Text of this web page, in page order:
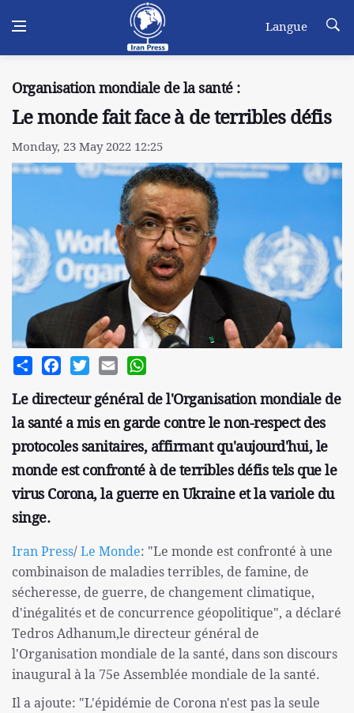
Langue
Organisation mondiale de la santé :
Le monde fait face à de terribles défis
Monday, 23 May 2022 12:25
Share FacebookTwitterEmail
Le directeur général de l'Organisation mondiale de
la santé a mis en garde contre le non-respect des
protocoles sanitaires, affirmant qu'aujourd'hui, le
monde est confronté à de terribles défis tels que le
virus Corona, la guerre en Ukraine et la variole du
singe.
Iran Press/Le Monde: "Le monde est confronté à une
combinaison de maladies terribles, de famine, de
sécheresse, de guerre, de changement climatique,
d'inégalités et de concurrence géopolitique", a déclaré
Tedros Adhanum,le directeur général de
l'Organisation mondiale de la santé, dans son discours
inaugural à la 75e Assemblée mondiale de la santé.
Il a ajoute: "L'épidémie de Corona n'est pas la seule